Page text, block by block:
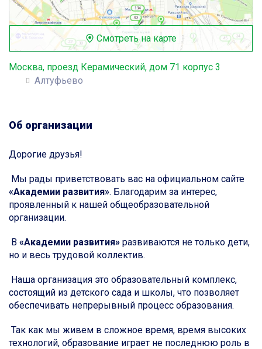
Смотреть на карте
Москва, проезд Керамический, дом 71 корпус 3
Алтуфьево
Об организации
Дорогие друзья!
Мы рады приветствовать вас на официальном сайте
«Академии развития». Благодарим за интерес,
проявленный к нашей общеобразовательной
организации.
В «Академии развития» развиваются не только дети,
но и весь трудовой коллектив.
Наша организация это образовательный комплекс,
состоящий из детского сада и школы, что позволяет
обеспечивать непрерывный процесс образования.
Так как мы живем в сложное время, время высоких
технологий, образование играет не последнюю роль в